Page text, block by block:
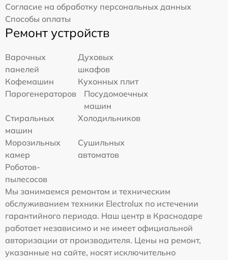
Согласие на обработку персональных данных
Способы оплаты
Ремонт устройств
Варочных
панелей
Духовых
шкафов
Кофемашин
Кухонных плит
Парогенераторов
Посудомоечных
машин
Стиральных
машин
Холодильников
Морозильных
камер
Сушильных
автоматов
Роботов-
пылесосов
Мы занимаемся ремонтом и техническим
обслуживанием техники Electrolux по истечении
гарантийного периода. Наш центр в Краснодаре
работает независимо и не имеет официальной
авторизации от производителя. Цены на ремонт,
указанные на сайте, носят исключительно